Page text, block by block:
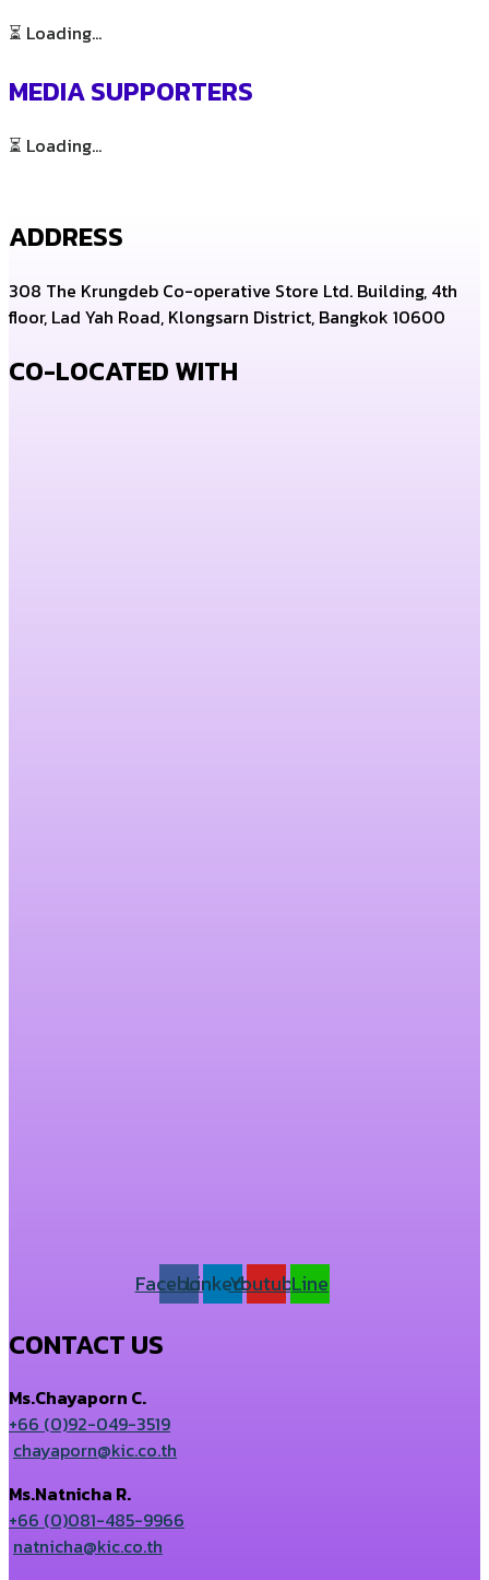
⏳ Loading...
MEDIA SUPPORTERS
⏳ Loading...
ADDRESS
308 The Krungdeb Co-operative Store Ltd. Building, 4th
floor, Lad Yah Road, Klongsarn District, Bangkok 10600
CO-LOCATED WITH
FacebookLinkedinYoutubeLine
CONTACT US
Ms.Chayaporn C.
+66 (0)92-049-3519
chayaporn@kic.co.th
Ms.Natnicha R.
+66 (0)081-485-9966
natnicha@kic.co.th